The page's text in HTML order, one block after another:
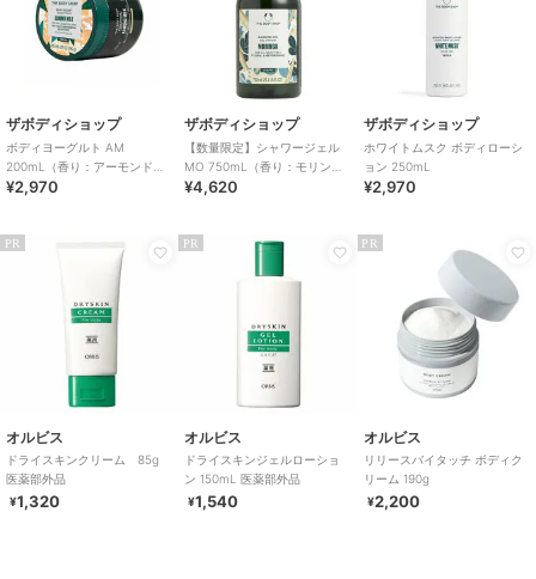
ザボディショップ
ボディヨーグルト AM
200mL（香り：アーモンドミ
ルク）
¥2,970
ザボディショップ
【数量限定】シャワージェル
MO 750mL（香り：モリン
ガ）
¥4,620
ザボディショップ
ホワイトムスク ボディローシ
ョン 250mL
¥2,970
PR
オルビス
ドライスキンクリーム 85g
医薬部外品
¥1,320
PR
オルビス
ドライスキンジェルローショ
ン 150mL 医薬部外品
¥1,540
PR
オルビス
リリースバイタッチ ボディク
リーム 190g
¥2,200